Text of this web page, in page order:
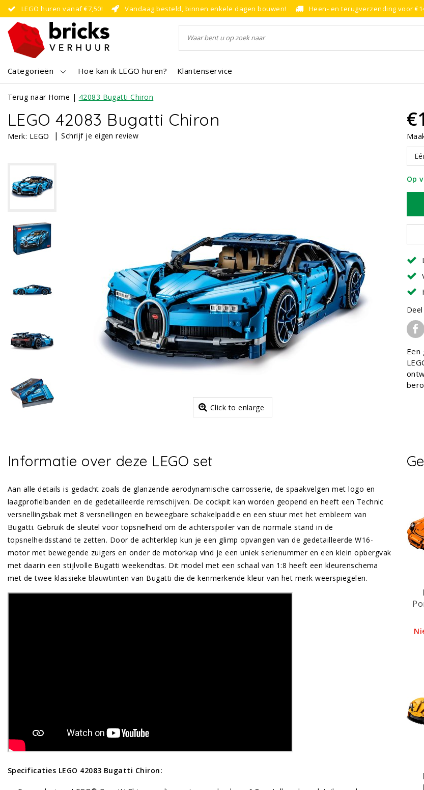
LEGO huren vanaf €7,50! Vandaag besteld, binnen enkele dagen bouwen! Heen- en terugverzending voor
Categorieën Hoe kan ik LEGO huren? Klantenservice
Terug naar Home | 42083 Bugatti Chiron
LEGO 42083 Bugatti Chiron
Merk: LEGO |Schrijf je eigen review
Click to enlarge
Op
Een
Informatie over deze LEGO set
Aan alle details is gedacht zoals de glanzende aerodynamische carrosserie, de spaakvelgen met logo en
laagprofielbanden en de gedetailleerde remschijven. De cockpit kan worden geopend en heeft een Technic
versnellingsbak met 8 versnellingen en beweegbare schakelpaddle en een stuur met het embleem van
Bugatti. Gebruik de sleutel voor topsnelheid om de achterspoiler van de normale stand in de
topsnelheidsstand te zetten. Door de achterklep kun je een glimp opvangen van de gedetailleerde W16-
motor met bewegende zuigers en onder de motorkap vind je een uniek serienummer en een klein opbergvak
met daarin een stijlvolle Bugatti weekendtas. Dit model met een schaal van 1:8 heeft een kleurenschema
met de twee klassieke blauwtinten van Bugatti die de kenmerkende kleur van het merk weerspiegelen.
Specificaties LEGO 42083 Bugatti Chiron: